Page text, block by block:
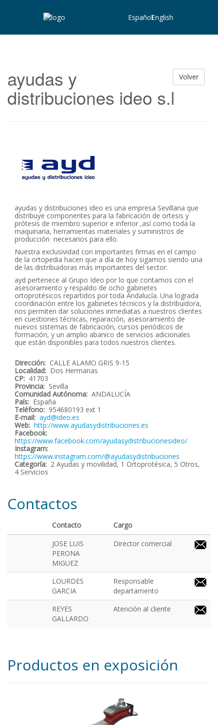
EspañolEnglish
Volver
ayudas y
distribuciones ideo s.l
ayudas y distribuciones ideo es una empresa Sevillana que
distribuye componentes para la fabricación de ortesis y
prótesis de miembro superior e inferior ,así como toda la
maquinaria, herramientas materiales y suministros de
producción necesarios para ello.
Nuestra exclusividad con importantes firmas en el campo
de la ortopedia hacen que a día de hoy sigamos siendo una
de las distribuidoras más importantes del sector.
ayd pertenece al Grupo Ideo por lo que contamos con el
asesoramiento y respaldo de ocho gabinetes
ortoprotésicos repartidos por toda Andalucía. Una lograda
coordinación entre los gabinetes técnicos y la distribuidora,
nos permiten dar soluciones inmediatas a nuestros clientes
en cuestiones técnicas, reparación, asesoramiento de
nuevos sistemas de fabricación, cursos periódicos de
formación, y un amplio abanico de servicios adicionales
que están disponibles para todos nuestros clientes.
Dirección: CALLE ALAMO GRIS 9-15
Localidad: Dos Hermanas
CP: 41703
Provincia: Sevilla
Comunidad Autónoma: ANDALUCÍA
País: España
Teléfono: 954680193 ext 1
E-mail: ayd@ideo.es
Web: http://www.ayudasydistribuciones.es
Facebook:
https://www.facebook.com/ayudasydistribucionesideo/
Instagram:
https://www.instagram.com/@ayudasydistribuciones
Categoría: 2 Ayudas y movilidad, 1 Ortoprotésica, 5 Otros,
4 Servicios
Contactos
Contacto
Cargo
JOSE LUIS
PERONA
MIGUEZ
Director comercial
LOURDES
GARCIA
Responsable
departamento
REYES
GALLARDO
Atención al cliente
Productos en exposición